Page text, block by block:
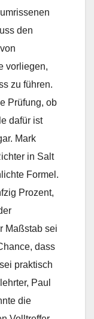
den
vorliegen,
zu führen.
Prüfung, ob
dafür ist
Mark
in Salt
Formel.
Prozent,
Maßstab sei
dass
praktisch
Paul
die